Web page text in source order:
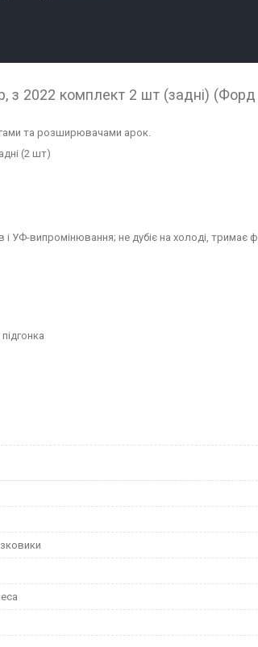
2022 комплект 2 шт (задні) (Форд
та розширювачами арок.
(2 шт)
і УФ-випромінювання; не дубіє на холоді, тримає